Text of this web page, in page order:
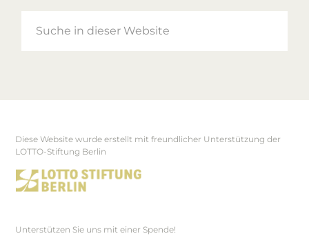
Footer
Diese Website wurde erstellt mit freundlicher Unterstützung der
LOTTO-Stiftung Berlin
Unterstützen Sie uns mit einer Spende!